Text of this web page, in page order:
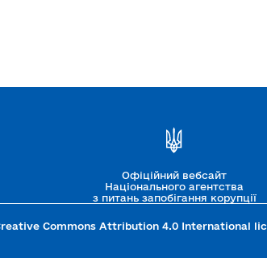
Офіційний вебсайт
Національного агентства
з питань запобігання корупції
Commons Attribution 4.0 International